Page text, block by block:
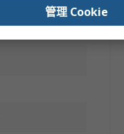
管理 Cookie